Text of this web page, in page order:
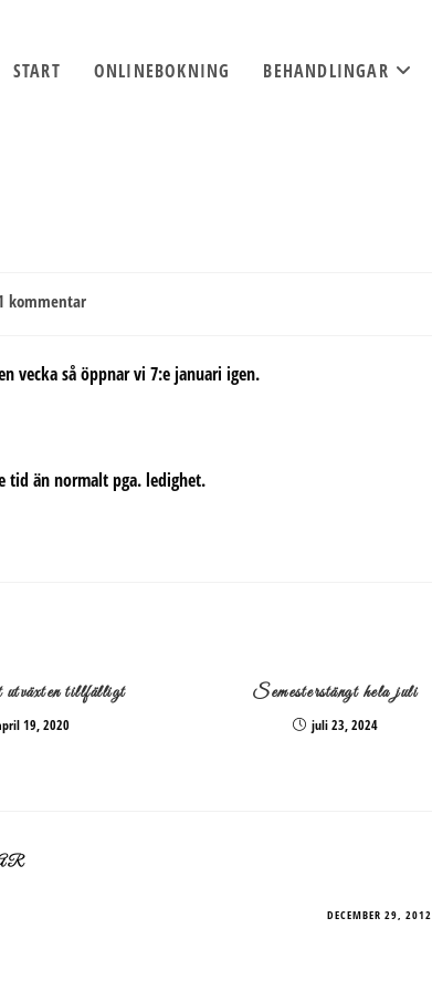
START ONLINEBOKNING BEHANDLINGAR
kommentar
vecka så öppnar vi 7:e januari igen.
tid än normalt pga. ledighet.
tillfälligt
19, 2020
Semesterstängt hela juli
juli 23, 2024
DECEMBER 29, 2012